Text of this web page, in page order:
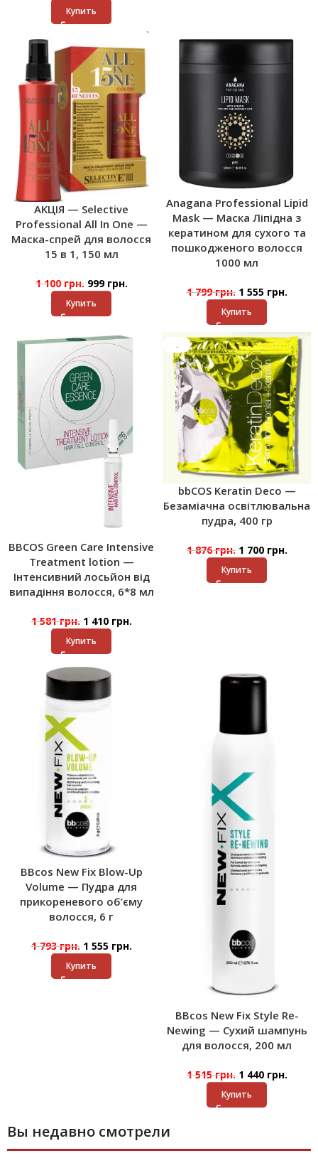
Купить
AKЦІЯ — Selective
Professional All In One —
Маска-спрей для волосся
15 в 1, 150 мл
1 100грн. 999 грн.
Купить
Anagana Professional Lipid
Mask — Маска Ліпідна з
кератином для сухого та
пошкодженого волосся
1000 мл
1 799грн. 1 555 грн.
Купить
BBCOS Green Care Intensive
Treatment lotion —
Інтенсивний лосьйон від
випадіння волосся, 6*8 мл
1 581грн. 1 410 грн.
Купить
.
bbCOS Keratin Deco —
Безаміачна освітлювальна
пудра, 400 гр
1 876грн. 1 700 грн.
Купить
BBcos New Fix Blow-Up
Volume — Пудра для
прикореневого об’єму
волосся, 6 г
1 793грн. 1 555 грн.
Купить
BBcos New Fix Style Re-
Newing — Сухий шампунь
для волосся, 200 мл
1 515грн. 1 440 грн.
Купить
Вы недавно смотрели